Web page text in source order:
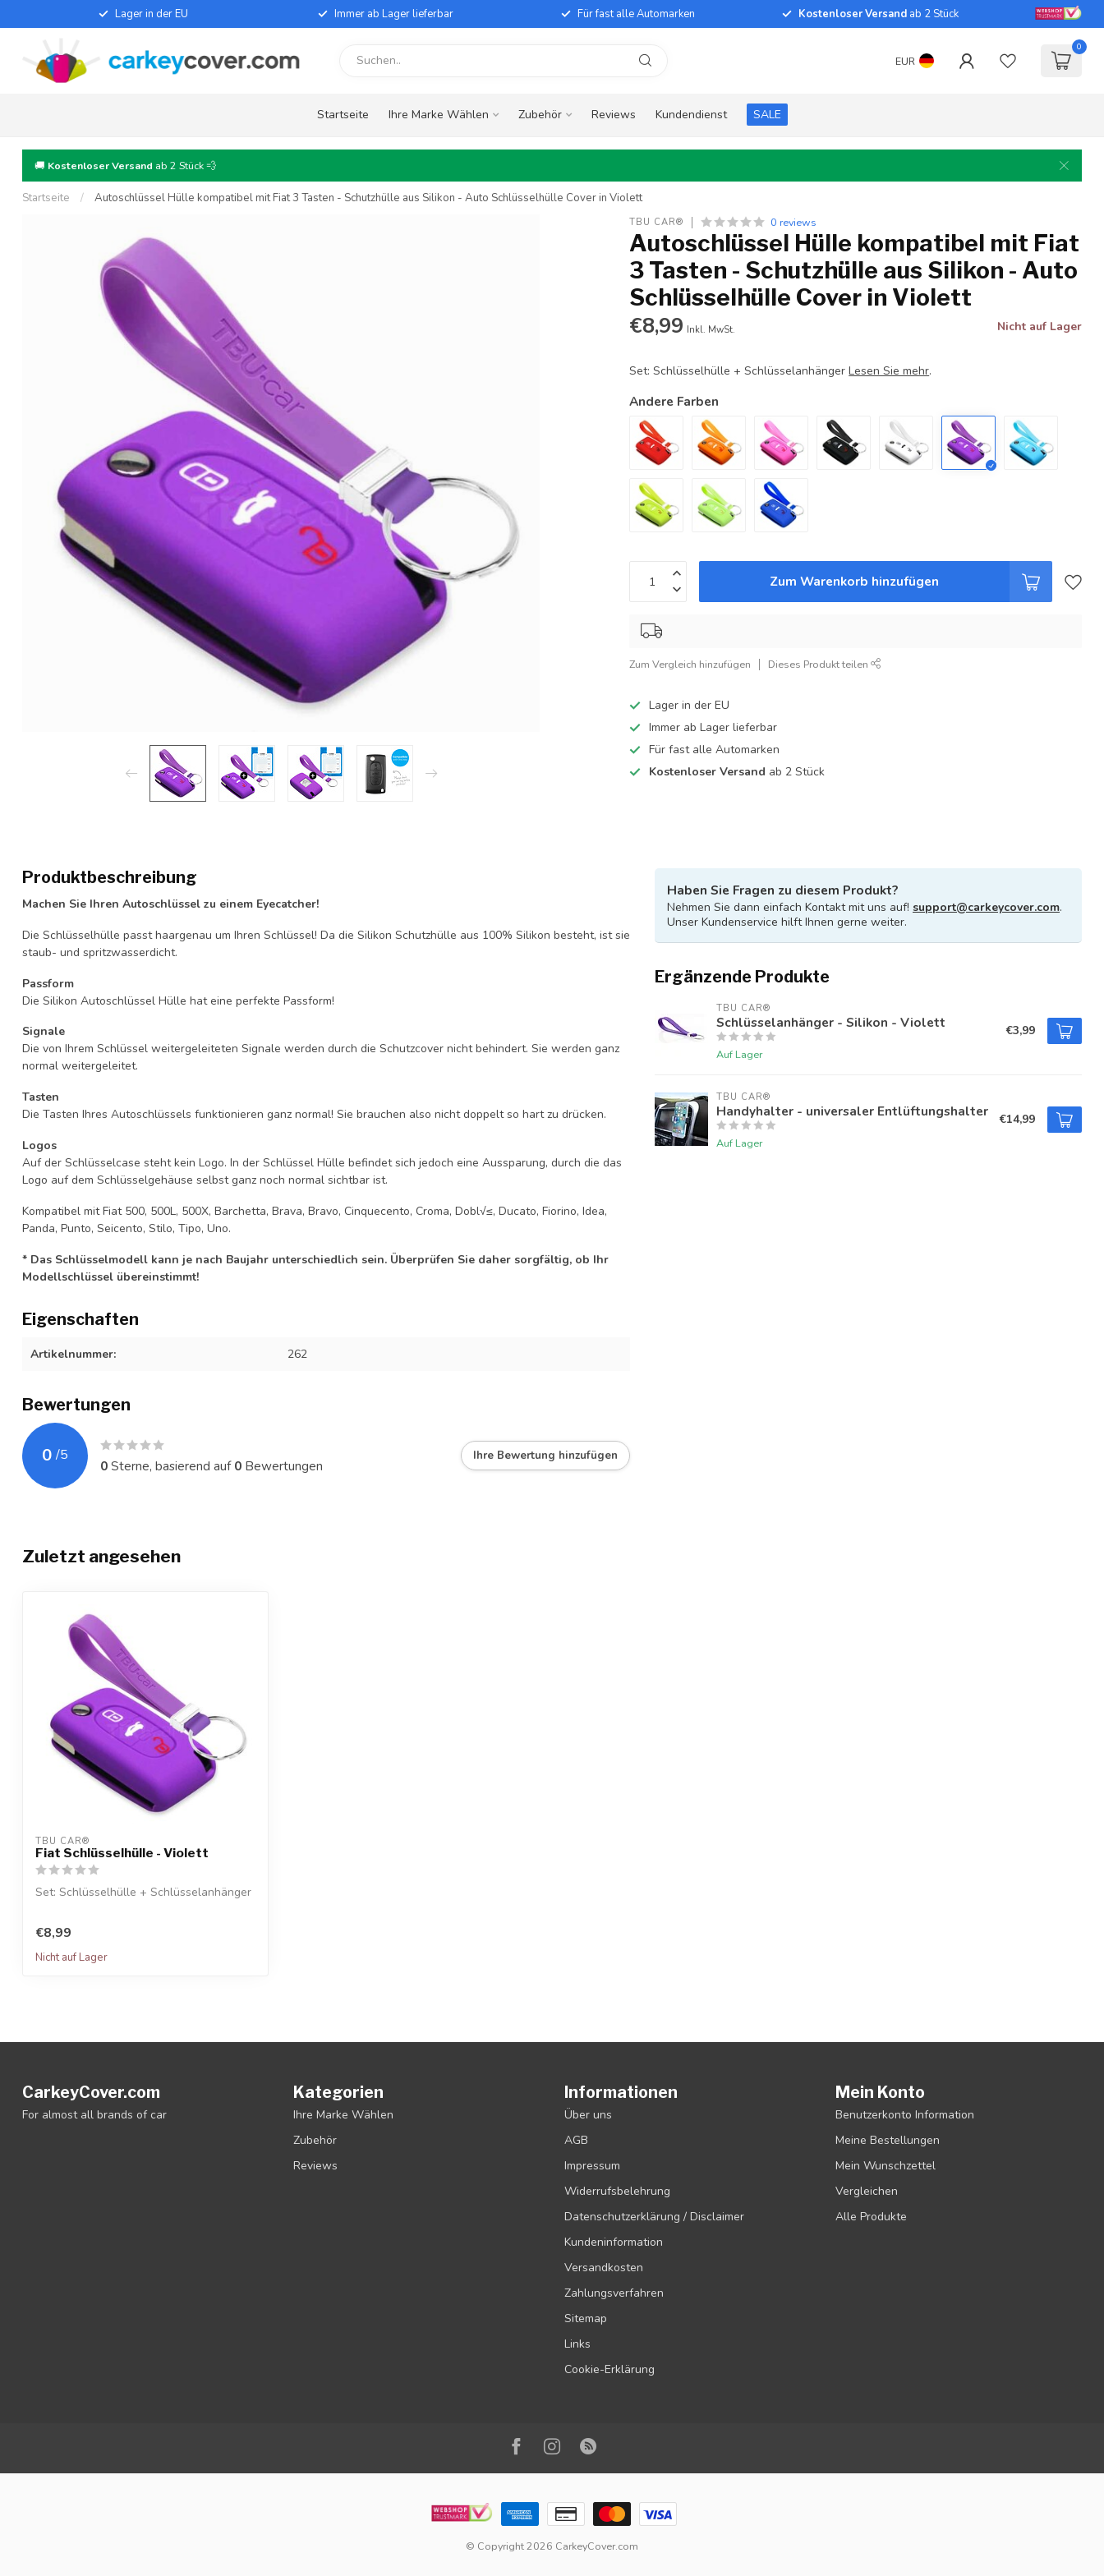
Lager in der EU Immer ab Lager lieferbar Für fast alle Automarken Kostenloser Versand ab 2 Stück
EUR
0
Startseite Ihre Marke Wählen Zubehör Reviews Kundendienst SALE
🚚 Kostenloser Versand ab 2 Stück 💨
Startseite / Autoschlüssel Hülle kompatibel mit Fiat 3 Tasten - Schutzhülle aus Silikon - Auto Schlüsselhülle Cover in Violett
TBU CAR® 0 reviews
Autoschlüssel Hülle kompatibel mit Fiat
3 Tasten - Schutzhülle aus Silikon - Auto
Schlüsselhülle Cover in Violett
€8,99 Inkl. MwSt. Nicht auf Lager
Set: Schlüsselhülle + SchlüsselanhängerLesen Sie mehr.
Andere Farben
Zum Warenkorb hinzufügen
Zum Vergleich hinzufügen Dieses Produkt teilen
Lager in der EU
Immer ab Lager lieferbar
Für fast alle Automarken
Kostenloser Versand ab 2 Stück
Produktbeschreibung
Machen Sie Ihren Autoschlüssel zu einem Eyecatcher!
Die Schlüsselhülle passt haargenau um Ihren Schlüssel! Da die Silikon Schutzhülle aus 100% Silikon besteht, ist sie
staub- und spritzwasserdicht.
Passform
Die Silikon Autoschlüssel Hülle hat eine perfekte Passform!
Signale
Die von Ihrem Schlüssel weitergeleiteten Signale werden durch die Schutzcover nicht behindert. Sie werden ganz
normal weitergeleitet.
Tasten
Die Tasten Ihres Autoschlüssels funktionieren ganz normal! Sie brauchen also nicht doppelt so hart zu drücken.
Logos
Auf der Schlüsselcase steht kein Logo. In der Schlüssel Hülle befindet sich jedoch eine Aussparung, durch die das
Logo auf dem Schlüsselgehäuse selbst ganz noch normal sichtbar ist.
Kompatibel mit Fiat 500, 500L, 500X, Barchetta, Brava, Bravo, Cinquecento, Croma, Dobl√≤, Ducato, Fiorino, Idea,
Panda, Punto, Seicento, Stilo, Tipo, Uno.
* Das Schlüsselmodell kann je nach Baujahr unterschiedlich sein. Überprüfen Sie daher sorgfältig, ob Ihr
Modellschlüssel übereinstimmt!
Eigenschaften
Artikelnummer: 262
Bewertungen
0 /5
0Sterne, basierend auf0 Bewertungen
Ihre Bewertung hinzufügen
Haben Sie Fragen zu diesem Produkt?
Nehmen Sie dann einfach Kontakt mit uns auf! support@carkeycover.com.
Unser Kundenservice hilft Ihnen gerne weiter.
Ergänzende Produkte
TBU CAR®
Schlüsselanhänger - Silikon - Violett
Auf Lager
€3,99
TBU CAR®
Handyhalter - universaler Entlüftungshalter
Auf Lager
€14,99
Zuletzt angesehen
TBU CAR®
Fiat Schlüsselhülle - Violett
Set: Schlüsselhülle + Schlüsselanhänger
€8,99
Nicht auf Lager
CarkeyCover.com
For almost all brands of car
Kategorien
Ihre Marke Wählen
Zubehör
Reviews
Informationen
Über uns
AGB
Impressum
Widerrufsbelehrung
Datenschutzerklärung / Disclaimer
Kundeninformation
Versandkosten
Zahlungsverfahren
Sitemap
Links
Cookie-Erklärung
Mein Konto
Benutzerkonto Information
Meine Bestellungen
Mein Wunschzettel
Vergleichen
Alle Produkte
© Copyright 2026 CarkeyCover.com